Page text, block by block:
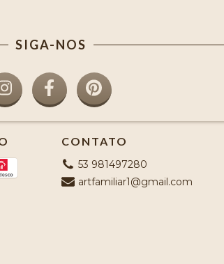
SIGA-NOS
CONTATO
53 981497280
artfamiliar1@gmail.com